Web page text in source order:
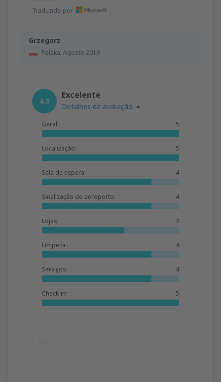
Grzegorz
Polska, Agosto 2019
Traduzido por
4.3
Excelente
Detalhes da avaliação
Geral: 5
Localização: 5
Sala de espera: 4
Sinalização do aeroporto: 4
Lojas: 3
Limpeza : 4
Serviços: 4
Check-in: 5